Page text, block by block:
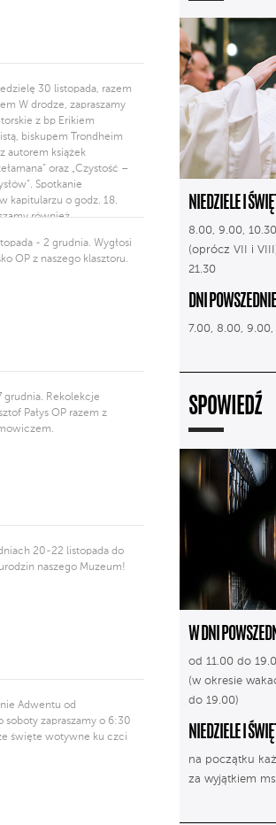
30 listopada, razem
W drodze, zapraszamy
z bp Erikiem
biskupem Trondheim
autorem książek
oraz „Czystość –
Spotkanie
kapitularzu o godz. 18.
również
bazylice w dniach 1-3
19.30 Msza z kazaniem,
- 2 grudnia. Wygłosi
OP z naszego klasztoru.
grudnia. Rekolekcje
Pałys OP razem z
20-22 listopada do
naszego Muzeum!
Adwentu od
soboty zapraszamy o 6:30
święte wotywne ku czci
NIEDZIELE I
8.00, 9.00,
(oprócz VII i
21.30
DNI POWSZEDNIE
7.00, 8.00, 9.00,
SPOWIEDŹ
W DNI
od 11.00 do
(w okresie
do 19.00)
NIEDZIELE I
na początku
za wyjątkiem